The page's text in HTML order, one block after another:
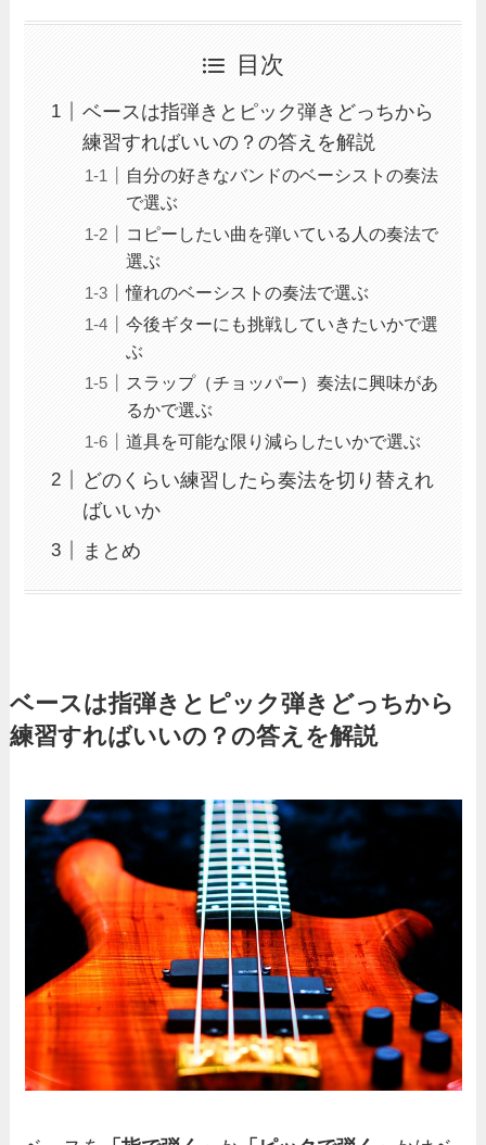
目次
ベースは指弾きとピック弾きどっちから
練習すればいいの？の答えを解説
自分の好きなバンドのベーシストの奏法
で選ぶ
コピーしたい曲を弾いている人の奏法で
選ぶ
憧れのベーシストの奏法で選ぶ
今後ギターにも挑戦していきたいかで選
ぶ
スラップ（チョッパー）奏法に興味があ
るかで選ぶ
道具を可能な限り減らしたいかで選ぶ
どのくらい練習したら奏法を切り替えれ
ばいいか
まとめ
ベースは指弾きとピック弾きどっちから
練習すればいいの？の答えを解説